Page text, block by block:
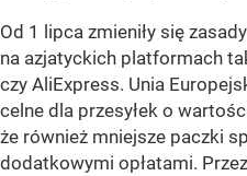
Od 1 lipca zmieniły się
na azjatyckich platformach
czy AliExpress. Unia
celne dla przesyłek o
że również mniejsze paczki
dodatkowymi opłatami.